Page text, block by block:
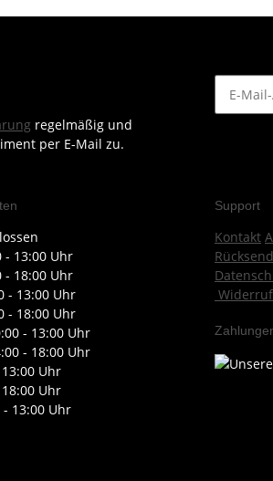
regelmäßig und
per E-Mail zu.
- 13:00 Uhr
- 18:00 Uhr
- 13:00 Uhr
- 18:00 Uhr
- 13:00 Uhr
- 18:00 Uhr
Uhr
Uhr
- 13:00 Uhr
Support
Kontakt